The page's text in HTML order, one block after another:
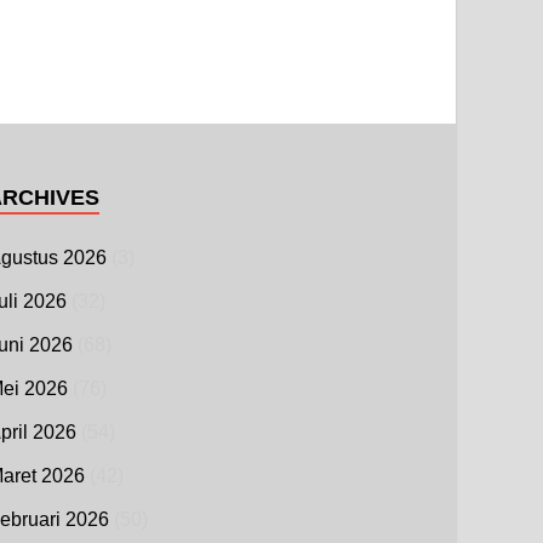
2026
2026
2026
2026
2026
2026
2026